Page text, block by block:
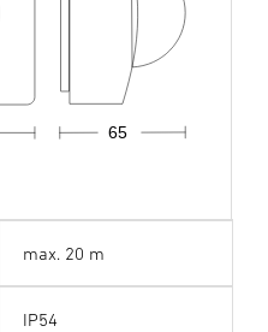
65
max. 20 m
IP54